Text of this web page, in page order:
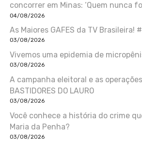
concorrer em Minas: ‘Quem nunca
04/08/2026
As Maiores GAFES da TV Brasileira!
03/08/2026
Vivemos uma epidemia de
03/08/2026
A campanha eleitoral e as operações
BASTIDORES DO LAURO
03/08/2026
Você conhece a história do crime
Maria da Penha?
03/08/2026